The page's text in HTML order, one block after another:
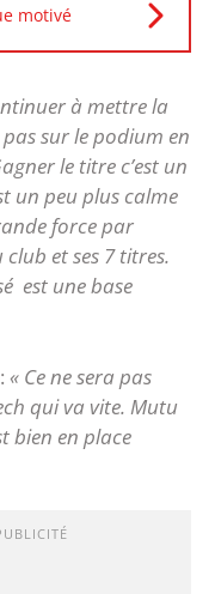
motivé
à mettre la
sur le podium en
le titre c’est un
un peu plus calme
force par
et ses 7 titres.
est une base
« Ce ne sera pas
qui va vite. Mutu
bien en place